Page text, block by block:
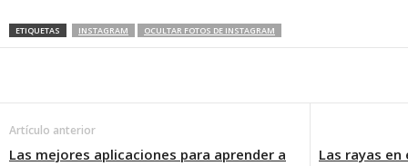
ETIQUETAS INSTAGRAM OCULTAR FOTOS DE INSTAGRAM
Artículo anterior
Las mejores aplicaciones para aprender a
Las rayas